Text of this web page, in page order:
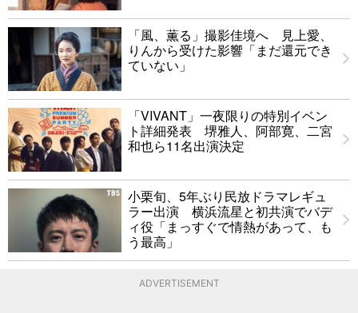
「風、薫る」撮影佳境へ 見上愛、
りんから受けた影響「まだ還元でき
ていない」
「VIVANT」一夜限りの特別イベン
ト詳細発表 堺雅人、阿部寛、二宮
和也ら11名出演決定
小栗旬、5年ぶり民放ドラマレギュ
ラー出演 横浜流星と初共演でバデ
ィ役「まっすぐで情熱があって、も
う最高」
ADVERTISEMENT